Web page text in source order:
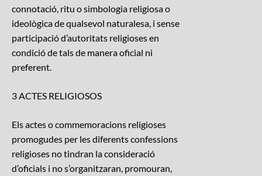
connotació, ritu o simbologia religiosa o
ideològica de qualsevol naturalesa, i sense
participació d’autoritats religioses en
condició de tals de manera oficial ni
preferent.
3 ACTES RELIGIOSOS
Els actes o commemoracions religioses
promogudes per les diferents confessions
religioses no tindran la consideració
d’oficials i no s’organitzaran, promouran,